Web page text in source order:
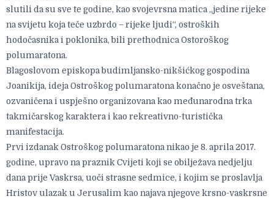
slutili da su sve te godine, kao svojevrsna matica „jedine rijeke
na svijetu koja teče uzbrdo – rijeke ljudi“, ostroških
hodočasnika i poklonika, bili prethodnica Ostoroškog
polumaratona.
Blagoslovom episkopa budimljansko-nikšićkog gospodina
Joanikija, ideja Ostroškog polumaratona konačno je osveštana,
ozvaničena i uspješno organizovana kao međunarodna trka
takmičarskog karaktera i kao rekreativno-turistička
manifestacija.
Prvi izdanak Ostroškog polumaratona nikao je 8. aprila 2017.
godine, upravo na praznik Cvijeti koji se obilježava nedjelju
dana prije Vaskrsa, uoči strasne sedmice, i kojim se proslavlja
Hristov ulazak u Jerusalim kao najava njegove krsno-vaskrsne